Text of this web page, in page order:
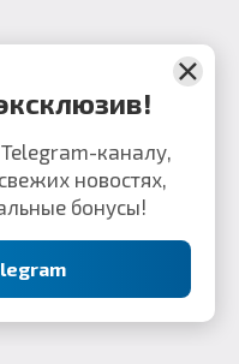
каналу,
новостях,
бонусы!